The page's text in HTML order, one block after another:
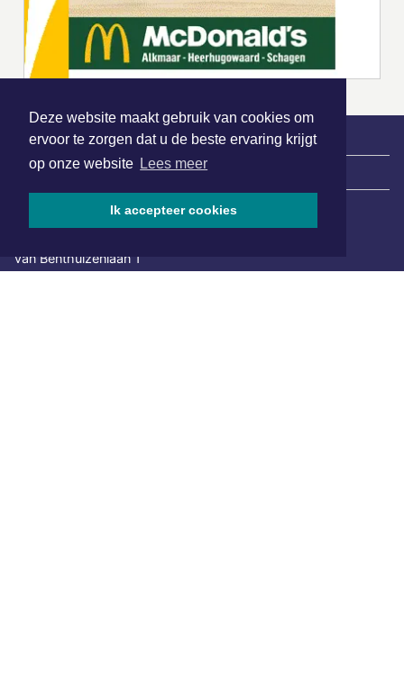
Deze website maakt gebruik van cookies om
ervoor te zorgen dat u de beste ervaring krijgt
op onze website Lees meer
Ik accepteer cookies
| Nieuws | Sport | Evenementen
van Benthuizenlaan 1